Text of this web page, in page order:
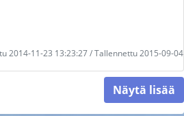
2014-11-23 13:23:27 / Tallennettu 2015-09-04
Näytä lisää